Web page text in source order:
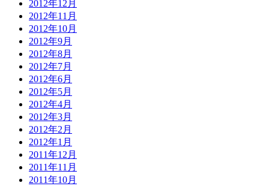
2012年12月
2012年11月
2012年10月
2012年9月
2012年8月
2012年7月
2012年6月
2012年5月
2012年4月
2012年3月
2012年2月
2012年1月
2011年12月
2011年11月
2011年10月